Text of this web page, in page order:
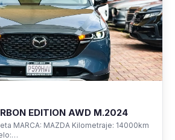
EDITION AWD M.2024
MARCA: MAZDA Kilometraje: 14000km